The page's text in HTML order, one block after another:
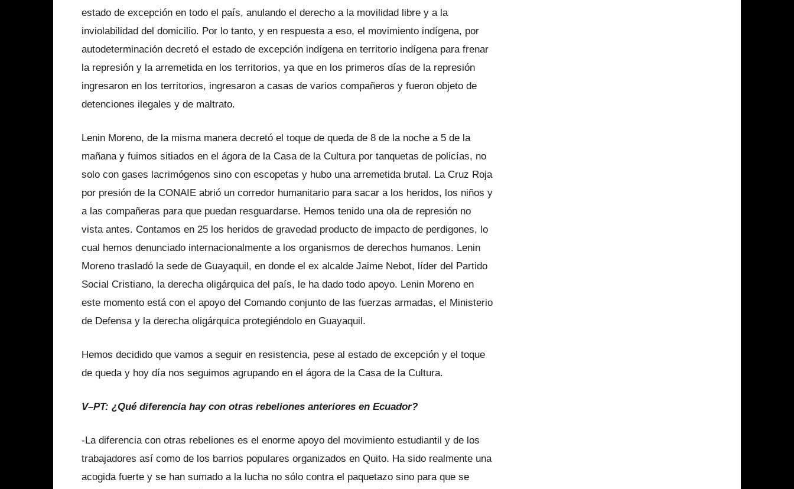
estado de excepción en todo el país, anulando el derecho a la movilidad libre y a la
inviolabilidad del domicilio. Por lo tanto, y en respuesta a eso, el movimiento indígena, por
autodeterminación decretó el estado de excepción indígena en territorio indígena para frenar
la represión y la arremetida en los territorios, ya que en los primeros días de la represión
ingresaron en los territorios, ingresaron a casas de varios compañeros y fueron objeto de
detenciones ilegales y de maltrato.
Lenin Moreno, de la misma manera decretó el toque de queda de 8 de la noche a 5 de la
mañana y fuimos sitiados en el ágora de la Casa de la Cultura por tanquetas de policías, no
solo con gases lacrimógenos sino con escopetas y hubo una arremetida brutal. La Cruz Roja
por presión de la CONAIE abrió un corredor humanitario para sacar a los heridos, los niños y
a las compañeras para que puedan resguardarse. Hemos tenido una ola de represión no
vista antes. Contamos en 25 los heridos de gravedad producto de impacto de perdigones, lo
cual hemos denunciado internacionalmente a los organismos de derechos humanos. Lenin
Moreno trasladó la sede de Guayaquil, en donde el ex alcalde Jaime Nebot, líder del Partido
Social Cristiano, la derecha oligárquica del país, le ha dado todo apoyo. Lenin Moreno en
este momento está con el apoyo del Comando conjunto de las fuerzas armadas, el Ministerio
de Defensa y la derecha oligárquica protegiéndolo en Guayaquil.
Hemos decidido que vamos a seguir en resistencia, pese al estado de excepción y el toque
de queda y hoy día nos seguimos agrupando en el ágora de la Casa de la Cultura.
V–PT: ¿Qué diferencia hay con otras rebeliones anteriores en Ecuador?
-La diferencia con otras rebeliones es el enorme apoyo del movimiento estudiantil y de los
trabajadores así como de los barrios populares organizados en Quito. Ha sido realmente una
acogida fuerte y se han sumado a la lucha no sólo contra el paquetazo sino para que se